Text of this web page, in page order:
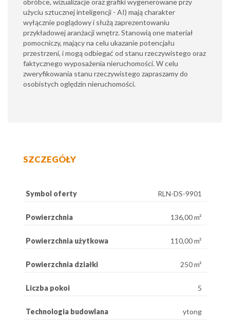
obróbce, wizualizacje oraz grafiki wygenerowane przy
użyciu sztucznej inteligencji - AI) mają charakter
wyłącznie poglądowy i służą zaprezentowaniu
przykładowej aranżacji wnętrz. Stanowią one materiał
pomocniczy, mający na celu ukazanie potencjału
przestrzeni, i mogą odbiegać od stanu rzeczywistego oraz
faktycznego wyposażenia nieruchomości. W celu
zweryfikowania stanu rzeczywistego zapraszamy do
osobistych oględzin nieruchomości.
SZCZEGÓŁY
Symbol oferty RLN-DS-9901
Powierzchnia 136,00 m²
Powierzchnia użytkowa 110,00 m²
Powierzchnia działki 250 m²
Liczba pokoi 5
Technologia budowlana ytong